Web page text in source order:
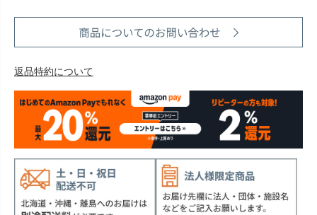
返品特約について